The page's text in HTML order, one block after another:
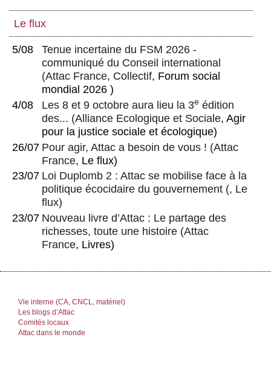
Le flux
5/08
Tenue incertaine du FSM 2026 -
communiqué du Conseil international
(Attac France, Collectif, Forum social
mondial 2026 )
4/08
Les 8 et 9 octobre aura lieu la 3e édition
des... (Alliance Ecologique et Sociale, Agir
pour la justice sociale et écologique)
26/07 Pour agir, Attac a besoin de vous ! (Attac
France, Le flux)
23/07 Loi Duplomb 2 : Attac se mobilise face à la
politique écocidaire du gouvernement (, Le
flux)
23/07 Nouveau livre d’Attac : Le partage des
richesses, toute une histoire (Attac
France, Livres)
Vie interne (CA, CNCL, matériel)
Les blogs d’Attac
Comités locaux
Attac dans le monde